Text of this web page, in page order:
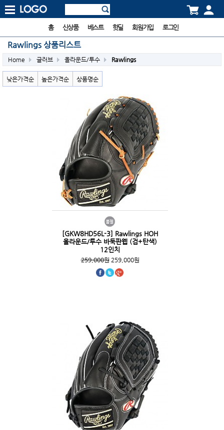
홈 신상품 베스트 핫딜 회원가입 로그인
Rawlings 상품리스트
Home 글러브 올라운드/투수 Rawlings
낮은가격순 높은가격순 상품명순
[GKW8HD56L-3] Rawlings HOH
올라운드/투수 바둑판웹 (검+탄색)
12인치
259,000원259,000원